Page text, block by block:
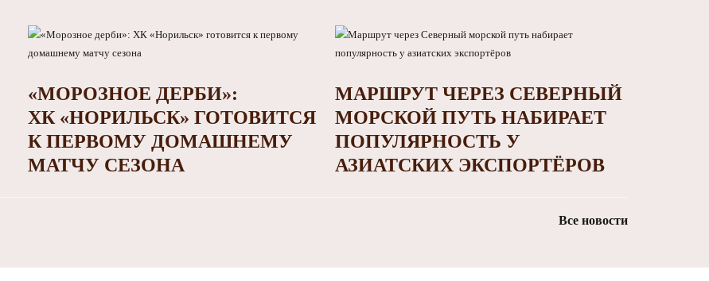
«МОРОЗНОЕ ДЕРБИ»:
ХК «НОРИЛЬСК» ГОТОВИТСЯ
К ПЕРВОМУ ДОМАШНЕМУ
МАТЧУ СЕЗОНА
МАРШРУТ ЧЕРЕЗ СЕВЕРНЫЙ
МОРСКОЙ ПУТЬ НАБИРАЕТ
ПОПУЛЯРНОСТЬ У
АЗИАТСКИХ ЭКСПОРТЁРОВ
Все новости